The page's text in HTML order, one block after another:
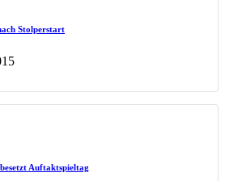
Stolperstart
Auftaktspieltag